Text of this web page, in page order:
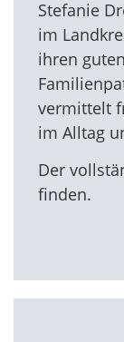
Stefanie
im
ihren
vermittelt
im Alltag
Der
finden.